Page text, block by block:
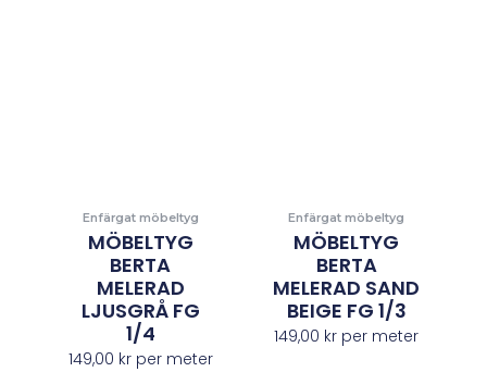
Enfärgat möbeltyg
MÖBELTYG
BERTA
MELERAD
LJUSGRÅ FG
1/4
149,00 krper meter
Enfärgat möbeltyg
MÖBELTYG
BERTA
MELERAD SAND
BEIGE FG 1/3
149,00 kr per meter